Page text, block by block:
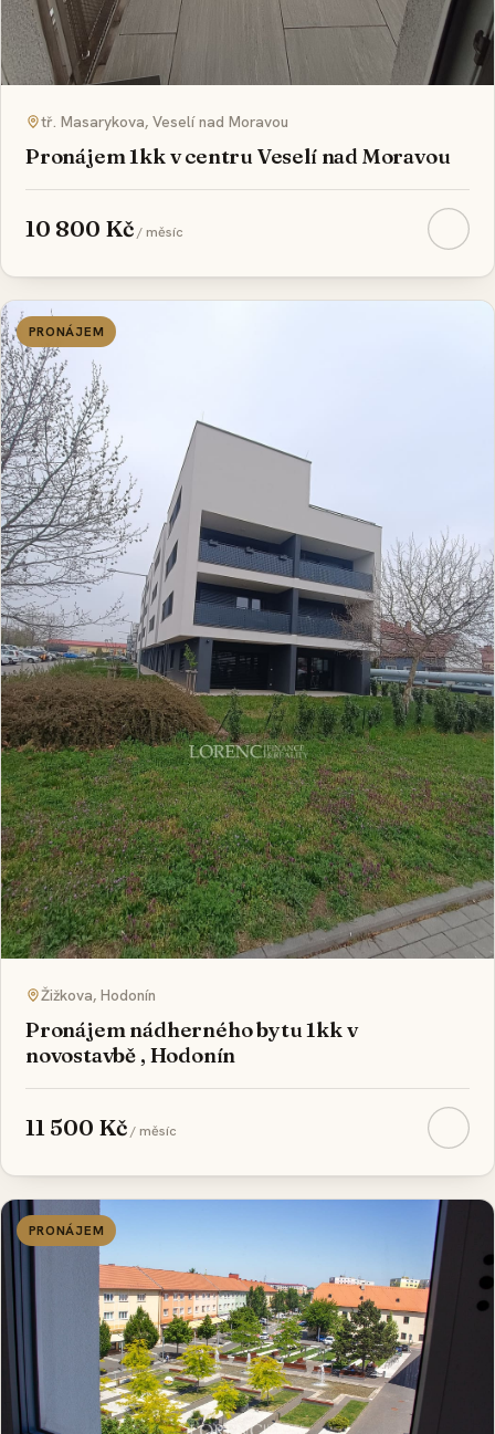
tř. Masarykova, Veselí nad Moravou
Pronájem 1kk v centru Veselí nad Moravou
10 800 Kč/ měsíc
PRONÁJEM
Žižkova, Hodonín
Pronájem nádherného bytu 1kk v
novostavbě , Hodonín
11 500 Kč/ měsíc
PRONÁJEM